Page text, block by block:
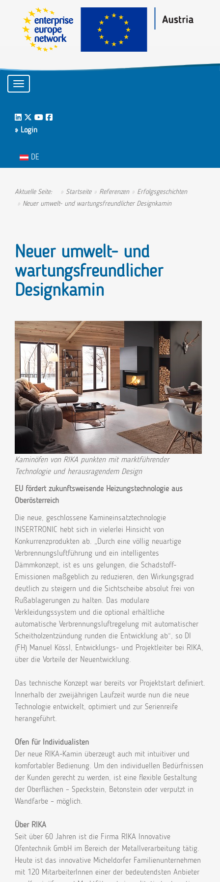
Toggle navigation
LinkedIn
Twitter
Youtube
Facebook
» Login
Sprache auswählen
DE
Aktuelle Seite: Startseite Referenzen
Erfolgsgeschichten
Neuer umwelt- und wartungsfreundlicher Designkamin
Neuer umwelt- und
wartungsfreundlicher
Designkamin
Kaminöfen von RIKA punkten mit marktführender
Technologie und herausragendem Design
EU fördert zukunftsweisende Heizungstechnologie aus
Oberösterreich
Die neue, geschlossene Kamineinsatztechnologie
INSERTRONIC hebt sich in vielerlei Hinsicht von
Konkurrenzprodukten ab. „Durch eine völlig neuartige
Verbrennungsluftführung und ein intelligentes
Dämmkonzept, ist es uns gelungen, die Schadstoff-
Emissionen maßgeblich zu reduzieren, den Wirkungsgrad
deutlich zu steigern und die Sichtscheibe absolut frei von
Rußablagerungen zu halten. Das modulare
Verkleidungssystem und die optional erhältliche
automatische Verbrennungsluftregelung mit automatischer
Scheitholzentzündung runden die Entwicklung ab“, so DI
(FH) Manuel Kössl, Entwicklungs- und Projektleiter bei RIKA,
über die Vorteile der Neuentwicklung.
Das technische Konzept war bereits vor Projektstart definiert.
Innerhalb der zweijährigen Laufzeit wurde nun die neue
Technologie entwickelt, optimiert und zur Serienreife
herangeführt.
Ofen für Individualisten
Der neue RIKA-Kamin überzeugt auch mit intuitiver und
komfortabler Bedienung. Um den individuellen Bedürfnissen
der Kunden gerecht zu werden, ist eine flexible Gestaltung
der Oberflächen – Speckstein, Betonstein oder verputzt in
Wandfarbe – möglich.
Über RIKA
Seit über 60 Jahren ist die Firma RIKA Innovative
Ofentechnik GmbH im Bereich der Metallverarbeitung tätig.
Heute ist das innovative Micheldorfer Familienunternehmen
mit 120 MitarbeiterInnen einer der bedeutendsten Anbieter